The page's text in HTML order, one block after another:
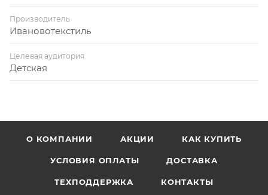
Производитель
Ивановотекстиль
Целевая аудитория
Детская
О КОМПАНИИ АКЦИИ КАК КУПИТЬ
УСЛОВИЯ ОПЛАТЫ ДОСТАВКА
ТЕХПОДДЕРЖКА КОНТАКТЫ